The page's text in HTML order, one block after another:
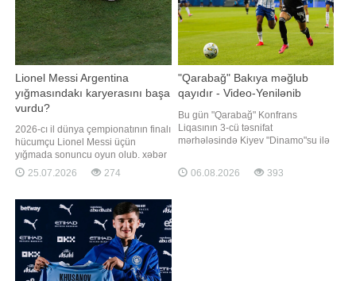
Lionel Messi Argentina
yığmasındakı karyerasını başa
vurdu?
2026-cı il dünya çempionatının finalı
hücumçu Lionel Messi üçün
yığmada sonuncu oyun olub. xəbər
verir ki, bu barədə "Boka Xuniors"un
və Argentina milli futbol
Leandro Paredes mətbuat
nümayəndələrinə müsahibəsində
bildirib. "Messi DÇ-nin finalının milli
komandanı
25.07.2026 274
"Qarabağ" Bakıya məğlub
qayıdır - Video-Yenilənib
Bu gün "Qarabağ" Konfrans
Liqasının 3-cü təsnifat
mərhələsində Kiyev "Dinamo"su ilə
xəbər verir ki, Polşanın Lublin
şəhərindəki "Lublin Arena"da
06.08.2026 393